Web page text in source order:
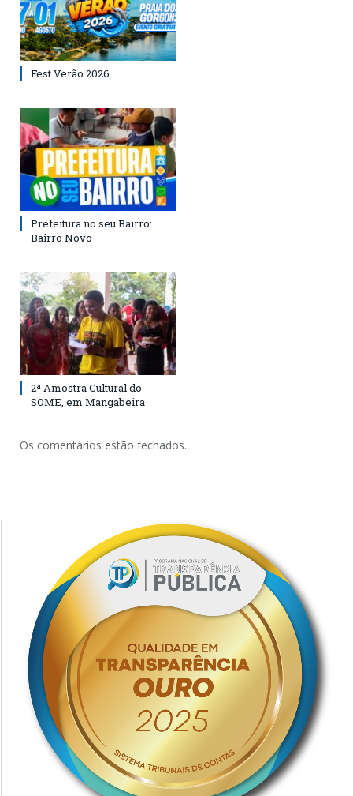
Fest Verão 2026
Prefeitura no seu Bairro:
Bairro Novo
2ª Amostra Cultural do
SOME, em Mangabeira
Os comentários estão fechados.